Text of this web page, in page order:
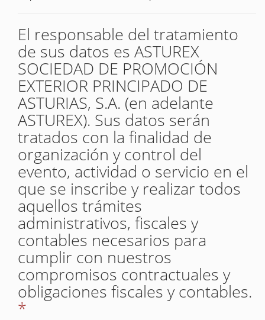
El responsable del tratamiento
de sus datos es ASTUREX
SOCIEDAD DE PROMOCIÓN
EXTERIOR PRINCIPADO DE
ASTURIAS, S.A. (en adelante
ASTUREX). Sus datos serán
tratados con la finalidad de
organización y control del
evento, actividad o servicio en el
que se inscribe y realizar todos
aquellos trámites
administrativos, fiscales y
contables necesarios para
cumplir con nuestros
compromisos contractuales y
obligaciones fiscales y contables.
*